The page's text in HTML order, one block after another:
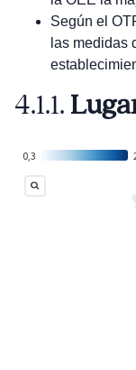
Según el
las medidas
4.1.1.